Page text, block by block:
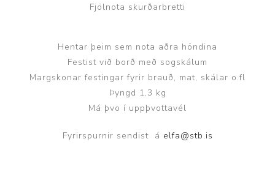
Fjölnota skurðarbretti
Hentar þeim sem nota aðra höndina
Festist við borð með sogskálum
Margskonar festingar fyrir brauð, mat, skálar o.fl
Þyngd 1,3 kg
Má þvo í uppþvottavél
Fyrirspurnir sendist á elfa@stb.is